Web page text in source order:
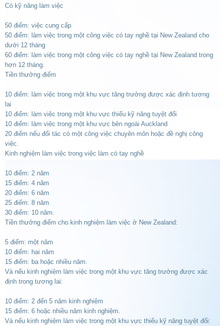
Có kỹ năng làm việc
50 điểm: việc cung cấp
50 điểm: làm việc trong một công việc có tay nghề tại New Zealand cho
dưới 12 tháng
60 điểm: làm việc trong một công việc có tay nghề tại New Zealand trong
hơn 12 tháng.
Tiền thưởng điểm
10 điểm: làm việc trong một khu vực tăng trưởng được xác định tương
lai
10 điểm: làm việc trong một khu vực thiếu kỹ năng tuyệt đối
10 điểm: làm việc trong một khu vực bên ngoài Auckland
20 điểm nếu đối tác có một công việc chuyên môn hoặc đề nghị công
việc.
Kinh nghiệm làm việc trong việc làm có tay nghề
10 điểm: 2 năm
15 điểm: 4 năm
20 điểm: 6 năm
25 điểm: 8 năm
30 điểm: 10 năm.
Tiền thưởng điểm cho kinh nghiệm làm việc ở New Zealand:
5 điểm: một năm
10 điểm: hai năm
15 điểm: ba hoặc nhiều năm.
Và nếu kinh nghiệm làm việc trong một khu vực tăng trưởng được xác
định trong tương lai:
10 điểm: 2 đến 5 năm kinh nghiệm
15 điểm: 6 hoặc nhiều năm kinh nghiệm.
Và nếu kinh nghiệm làm việc trong một khu vực thiếu kỹ năng tuyệt đối: